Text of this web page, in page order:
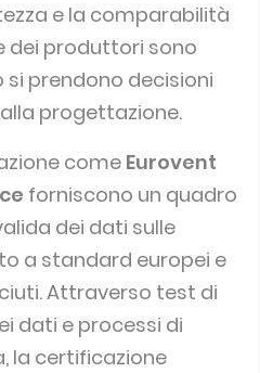
e la comparabilità
dei produttori sono
prendono decisioni
progettazione.
comeEurovent
forniscono un quadro
dei dati sulle
a standard europei e
Attraverso test di
dati e processi di
la certificazione